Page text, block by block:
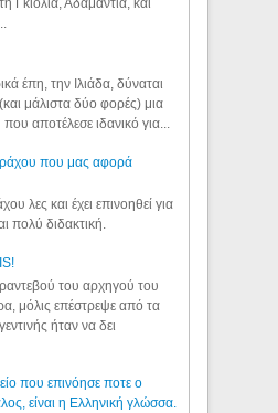
Γκιόλια, Αδαμαντία, και
έπη, την Ιλιάδα, δύναται
(και μάλιστα δύο φορές) μια
αποτέλεσε ιδανικό για...
που μας αφορά
λες και έχει επινοηθεί για
πολύ διδακτική.
του αρχηγού του
μόλις επέστρεψε από τα
ήταν να δει
που επινόησε ποτε ο
είναι η Ελληνική γλώσσα.